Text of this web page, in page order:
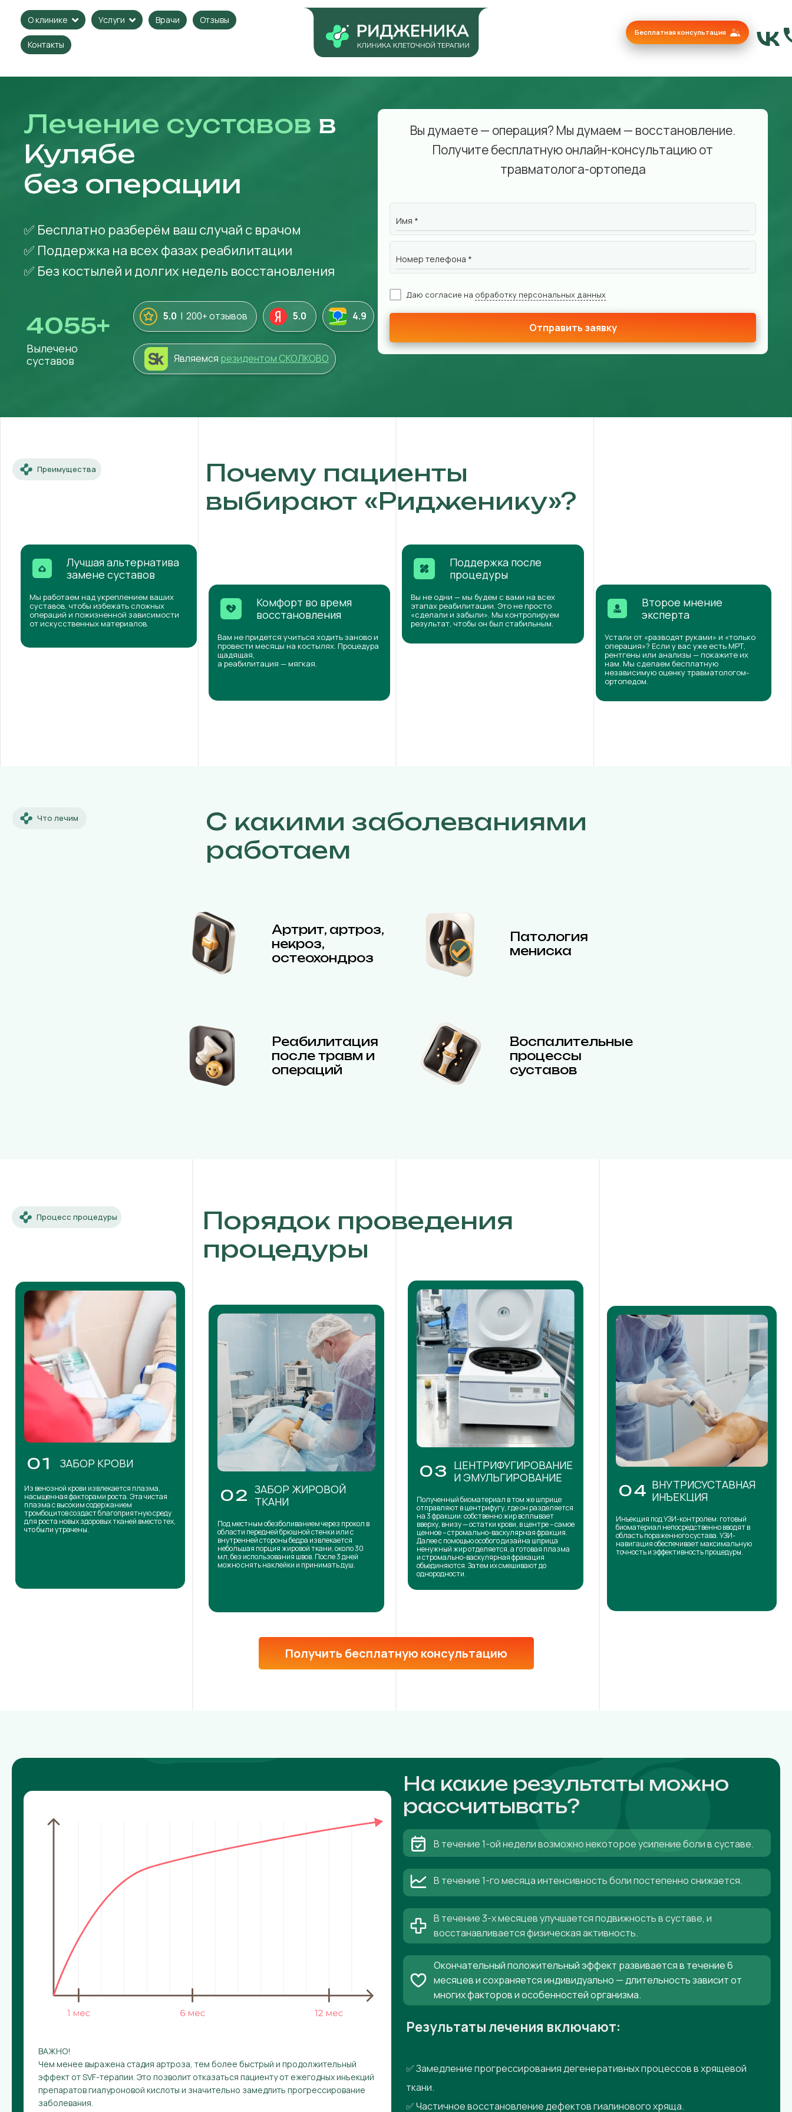
О клинике Услуги Врачи Отзывы
Контакты
Бесплатная консультация
Лечение суставов в
Кулябе
без операции
✅ Бесплатно разберём ваш случай с врачом
✅ Поддержка на всех фазах реабилитации
✅ Без костылей и долгих недель восстановления
4055+
Вылечено
суставов
5.0 | 200+ отзывов 5.0 4.9
Являемся резидентом СКОЛКОВО
Вы думаете — операция? Мы думаем — восстановление.
Получите бесплатную онлайн-консультацию от
травматолога-ортопеда
Имя *
Номер телефона *
Даю согласие на обработку персональных данных
Отправить заявку
Преимущества
Почему пациенты
выбирают «Ридженику»?
Лучшая альтернатива
замене суставов
Мы работаем над укреплением ваших
суставов, чтобы избежать сложных
операций и пожизненной зависимости
от искусственных материалов.
Комфорт во время
восстановления
Вам не придется учиться ходить заново и
провести месяцы на костылях. Процедура
щадящая,
а реабилитация — мягкая.
Поддержка после
процедуры
Вы не одни — мы будем с вами на всех
этапах реабилитации. Это не просто
«сделали и забыли». Мы контролируем
результат, чтобы он был стабильным.
Второе мнение
эксперта
Устали от «разводят руками» и «только
операция»? Если у вас уже есть МРТ,
рентгены или анализы — покажите их
нам. Мы сделаем бесплатную
независимую оценку травматологом-
ортопедом.
Что лечим
С какими заболеваниями
работаем
Артрит, артроз,
некроз,
остеохондроз
Реабилитация
после травм и
операций
Патология
мениска
Воспалительные
процессы
суставов
Процесс процедуры
Порядок проведения
процедуры
01 ЗАБОР КРОВИ
Из венозной крови извлекается плазма,
насыщенная факторами роста. Эта чистая
плазма с высоким содержанием
тромбоцитов создаст благоприятную среду
для роста новых здоровых тканей вместо тех,
что были утрачены.
02 ЗАБОР ЖИРОВОЙ
ТКАНИ
Под местным обезболиванием через прокол в
области передней брюшной стенки или с
внутренней стороны бедра извлекается
небольшая порция жировой ткани, около 30
мл, без использования швов. После 3 дней
можно снять наклейки и принимать душ.
03 ЦЕНТРИФУГИРОВАНИЕ
И ЭМУЛЬГИРОВАНИЕ
Полученный биоматериал в том же шприце
отправляют в центрифугу, где он разделяется
на 3 фракции: собственно жир всплывает
вверху, внизу — остатки крови, в центре – самое
ценное – стромально-васкулярная фракция.
Далее с помощью особого дизайна шприца
ненужный жир отделяется, а готовая плазма
и стромально-васкулярная фракация
объединяются. Затем их смешивают до
однородности.
04 ВНУТРИСУСТАВНАЯ
ИНЪЕКЦИЯ
Инъекция под УЗИ-контролем: готовый
биоматериал непосредственно вводят в
область пораженного сустава. УЗИ-
навигация обеспечивает максимальную
точность и эффективность процедуры.
Получить бесплатную консультацию
ВАЖНО!
Чем менее выражена стадия артроза, тем более быстрый и продолжительный
эффект от SVF-терапии. Это позволит отказаться пациенту от ежегодных инъекций
препаратов гиалуроновой кислоты и значительно замедлить прогрессирование
заболевания.
На какие результаты можно
рассчитывать?
В течение 1-ой недели возможно некоторое усиление боли в суставе.
В течение 1-го месяца интенсивность боли постепенно снижается.
В течение 3-х месяцев улучшается подвижность в суставе, и
восстанавливается физическая активность.
Окончательный положительный эффект развивается в течение 6
месяцев и сохраняется индивидуально — длительность зависит от
многих факторов и особенностей организма.
Результаты лечения включают:
✅ Замедление прогрессирования дегенеративных процессов в хрящевой
ткани.
✅ Частичное восстановление дефектов гиалинового хряща.